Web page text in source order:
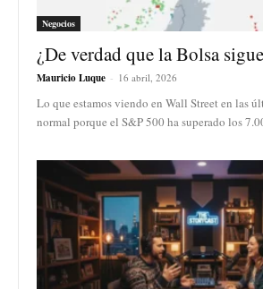
Negocios
¿De verdad que la Bolsa
Mauricio Luque - 16 abril, 2026
Lo que estamos viendo en Wall Street en las
normal porque el S&P 500 ha superado los